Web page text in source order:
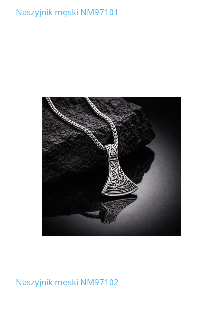
Naszyjnik męski NM97101
Naszyjnik męski NM97102